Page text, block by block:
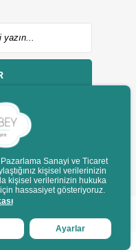
Hakları Saklıdır.
Sanayi ve Ticaret
kişisel verilerinizin
kişisel verilerinizin hukuka
hassasiyet gösteriyoruz.
Ayarlar